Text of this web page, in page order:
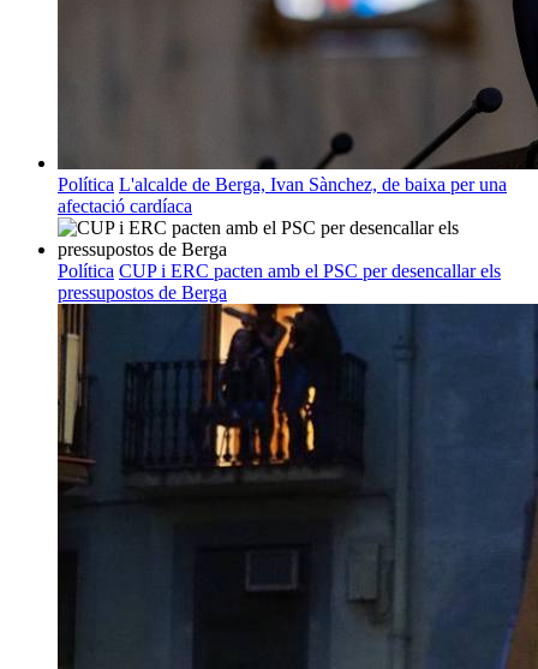
Política L'alcalde de Berga, Ivan Sànchez, de baixa per una
afectació cardíaca
Política CUP i ERC pacten amb el PSC per desencallar els
pressupostos de Berga